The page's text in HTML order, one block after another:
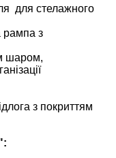
для стелажного
рампа з
шаром,
з покриттям